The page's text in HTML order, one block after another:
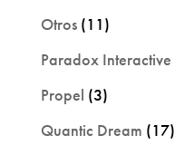
Otros(11)
Paradox Interactive
Propel (3)
Quantic Dream (17)